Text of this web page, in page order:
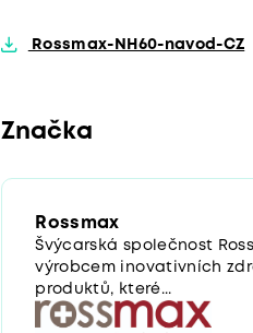
Rossmax-NH60-navod-CZ
Značka
Rossmax
Švýcarská společnost
výrobcem inovativních
produktů, které...